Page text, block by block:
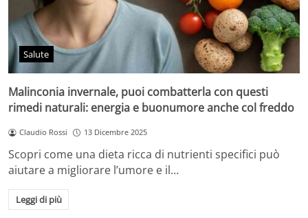
Salute
Malinconia invernale, puoi combatterla con questi
rimedi naturali: energia e buonumore anche col freddo
Claudio Rossi 13 Dicembre 2025
Scopri come una dieta ricca di nutrienti specifici può
aiutare a migliorare l’umore e il…
Leggi di più